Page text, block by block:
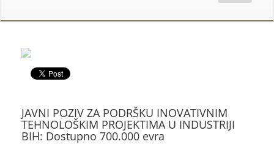
JAVNI POZIV ZA PODRŠKU INOVATIVNIM
TEHNOLOŠKIM PROJEKTIMA U INDUSTRIJI
BIH: Dostupno 700.000 evra